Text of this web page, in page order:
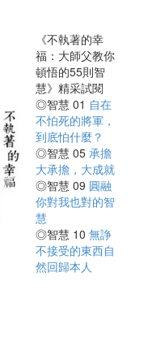
《不執著的幸
福：大師父教你
頓悟的55則智
慧》精采試閱
◎智慧 01 自在
不怕死的將軍，
到底怕什麼？
◎智慧 05 承擔
大承擔，大成就
◎智慧 09 圓融
你對我也對的智
慧
◎智慧 10 無諍
不接受的東西自
然回歸本人